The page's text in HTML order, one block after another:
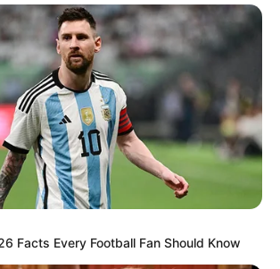
Facts Every Football Fan Should Know